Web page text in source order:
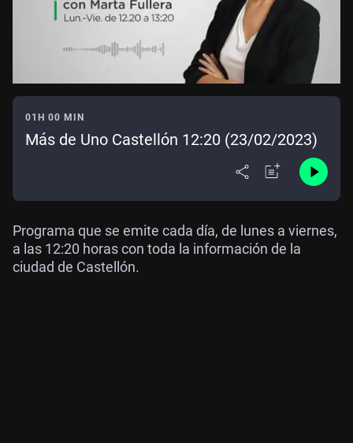
01H 00 MIN
Más de Uno Castellón 12:20 (23/02/2023)
Programa que se emite cada día, de lunes a viernes,
a las 12:20 horas con toda la información de la
ciudad de Castellón.